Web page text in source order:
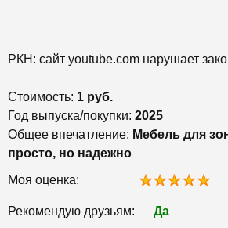
РКН: сайт youtube.com нарушает
Стоимость: 1 руб.
Год выпуска/покупки: 2025
Общее впечатление: Мебель для
просто, но надежно
Моя оценка:
Рекомендую друзьям: Да